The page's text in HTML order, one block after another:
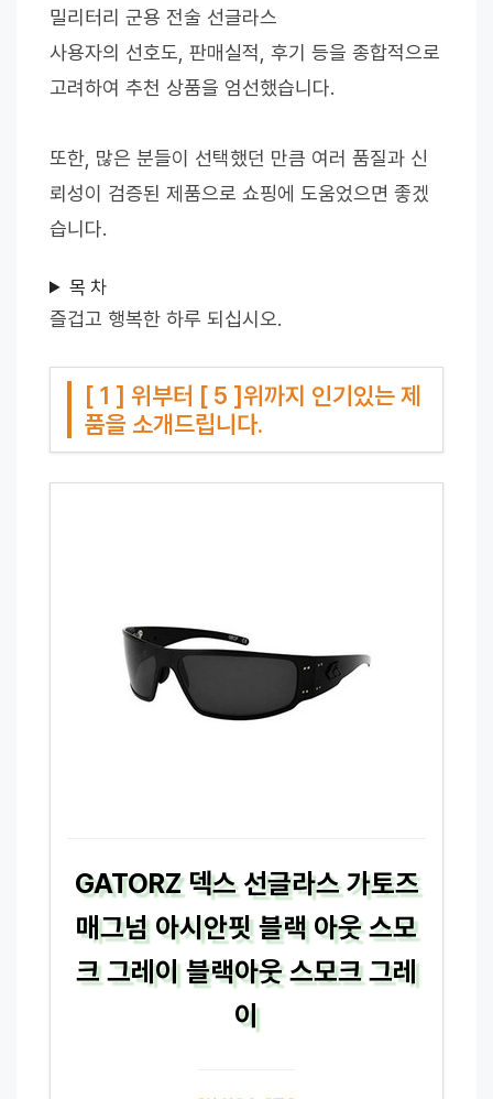
밀리터리 군용 전술 선글라스
사용자의 선호도, 판매실적, 후기 등을 종합적으로
고려하여 추천 상품을 엄선했습니다.
또한, 많은 분들이 선택했던 만큼 여러 품질과 신
뢰성이 검증된 제품으로 쇼핑에 도움었으면 좋겠
습니다.
목 차
즐겁고 행복한 하루 되십시오.
[ 1 ] 위부터 [ 5 ]위까지 인기있는 제
품을 소개드립니다.
GATORZ 덱스 선글라스 가토즈
매그넘 아시안핏 블랙 아웃 스모
크 그레이 블랙아웃 스모크 그레
이